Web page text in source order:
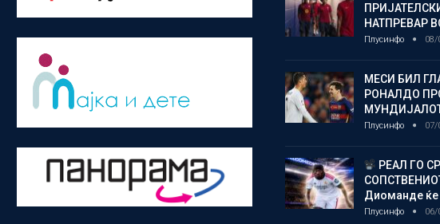
НАТПРЕВАР
Плусинфо 08/
МЕСИ БИЛ
РОНАЛДО
Плусинфо 07/
РЕАЛ ГО
Диоманде ќе
Плусинфо 06/